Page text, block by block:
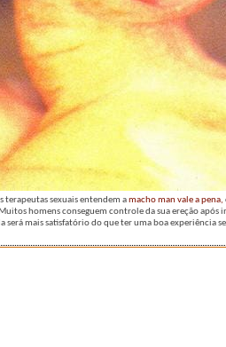
terapeutas sexuais entendem amacho man vale a pena,
homens conseguem controle da sua ereção
será mais satisfatório do que ter uma boa experiência